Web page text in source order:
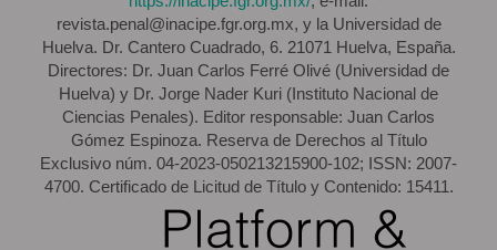
revista.penal@inacipe.fgr.org.mx, y la Universidad de
Huelva. Dr. Cantero Cuadrado, 6. 21071 Huelva, España.
Directores: Dr. Juan Carlos Ferré Olivé (Universidad de
Huelva) y Dr. Jorge Nader Kuri (Instituto Nacional de
Ciencias Penales). Editor responsable: Juan Carlos
Gómez Espinoza. Reserva de Derechos al Título
Exclusivo núm. 04-2023-050213215900-102; ISSN: 2007-
4700. Certificado de Licitud de Título y Contenido: 15411.